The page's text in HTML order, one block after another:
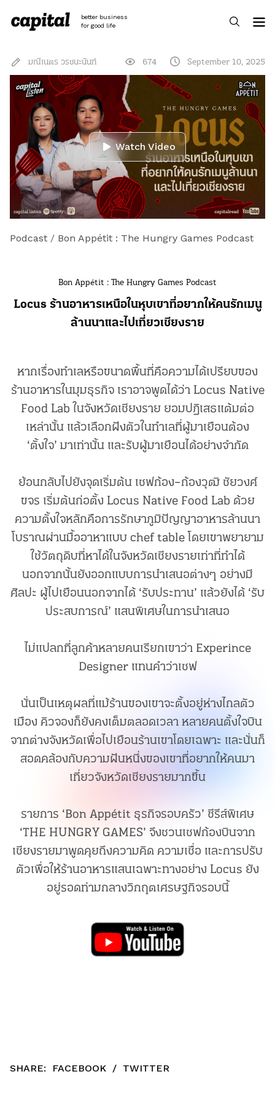
content
better business
for good life
มณีเนตร วรชนะนันท์ 674 September 10, 2025
Watch Video
Podcast / Bon Appétit : The Hungry Games Podcast
Bon Appétit : The Hungry Games Podcast
Locus ร้านอาหารเหนือในหุบเขาที่อยากให้คนรักเมนู
ล้านนาและไปเที่ยวเชียงราย
หากเรื่องทำเลหรือขนาดพื้นที่คือความได้เปรียบของ
ร้านอาหารในมุมธุรกิจ เราอาจพูดได้ว่า Locus Native
Food Lab ในจังหวัดเชียงราย ยอมปฏิเสธแต้มต่อ
เหล่านั้น แล้วเลือกฝังตัวในทำเลที่ผู้มาเยือนต้อง
‘ตั้งใจ’ มาเท่านั้น และรับผู้มาเยือนได้อย่างจำกัด
ย้อนกลับไปยังจุดเริ่มต้น เชฟก้อง–ก้องวุฒิ ชัยวงศ์
ขจร เริ่มต้นก่อตั้ง Locus Native Food Lab ด้วย
ความตั้งใจหลักคือการรักษาภูมิปัญญาอาหารล้านนา
โบราณผ่านมื้ออาหาแบบ chef table โดยเขาพยายาม
ใช้วัตถุดิบที่หาได้ในจังหวัดเชียงรายเท่าที่ทำได้
นอกจากนั้นยังออกแบบการนำเสนอต่างๆ อย่างมี
ศิลปะ ผู้ไปเยือนนอกจากได้ ‘รับประทาน’ แล้วยังได้ ‘รับ
ประสบการณ์’ แสนพิเศษในการนำเสนอ
ไม่แปลกที่ลูกค้าหลายคนเรียกเขาว่า Experince
Designer แทนคำว่าเชฟ
นั่นเป็นเหตุผลที่แม้ร้านของเขาจะตั้งอยู่ห่างไกลตัว
เมือง คิวจองก็ยังคงเต็มตลอดเวลา หลายคนตั้งใจบิน
จากต่างจังหวัดเพื่อไปเยือนร้านเขาโดยเฉพาะ และนั่นก็
สอดคล้องกับความฝันหนึ่งของเขาที่อยากให้คนมา
เที่ยวจังหวัดเชียงรายมากขึ้น
รายการ ‘Bon Appétit ธุรกิจรอบครัว’ ซีรีส์พิเศษ
‘THE HUNGRY GAMES’ จึงชวนเชฟก้องบินจาก
เชียงรายมาพูดคุยถึงความคิด ความเชื่อ และการปรับ
ตัวเพื่อให้ร้านอาหารแสนเฉพาะทางอย่าง Locus ยัง
อยู่รอดท่ามกลางวิกฤตเศรษฐกิจรอบนี้
SHARE: FACEBOOK / TWITTER